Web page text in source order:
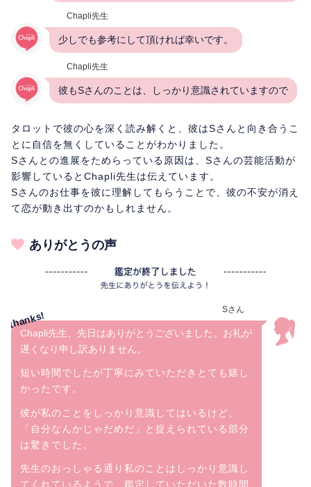
Chapli先生
少しでも参考にして頂ければ幸いです。
Chapli先生
彼もSさんのことは、しっかり意識されていますので
タロットで彼の心を深く読み解くと、彼はSさんと向き合うこ
とに自信を無くしていることがわかりました。
Sさんとの進展をためらっている原因は、Sさんの芸能活動が
影響しているとChapli先生は伝えています。
Sさんのお仕事を彼に理解してもらうことで、彼の不安が消え
て恋が動き出すのかもしれません。
ありがとうの声
Sさん
Chapli先生、先日はありがとうございました。お礼が
遅くなり申し訳ありません。
短い時間でしたが丁寧にみていただきとても嬉し
かったです。
彼が私のことをしっかり意識してはいるけど、
「自分なんかじゃだめだ」と捉えられている部分
は驚きでした。
先生のおっしゃる通り私のことはしっかり意識し
てくれているようで、鑑定していただいた数時間